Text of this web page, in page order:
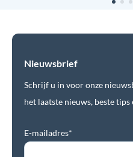
Nieuwsbrief
Schrijf u in voor onze
het laatste nieuws, beste tips
E-mailadres*